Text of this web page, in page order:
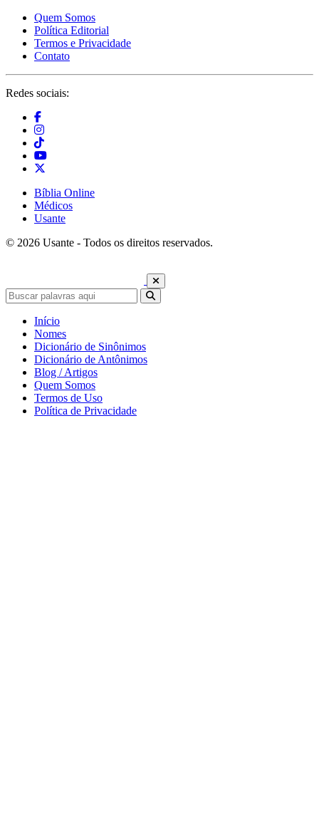
Quem Somos
Política Editorial
Termos e Privacidade
Contato
Redes sociais:
Bíblia Online
Médicos
Usante
© 2026 Usante - Todos os direitos reservados.
Início
Nomes
Dicionário de Sinônimos
Dicionário de Antônimos
Blog / Artigos
Quem Somos
Termos de Uso
Política de Privacidade